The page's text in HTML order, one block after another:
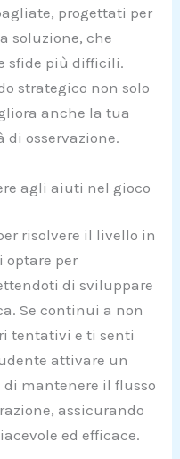
progettati per
soluzione, che
sfide più difficili.
strategico non solo
anche la tua
osservazione.
agli aiuti nel gioco
risolvere il livello in
optare per
di sviluppare
Se continui a non
tentativi e ti senti
attivare un
mantenere il flusso
assicurando
ed efficace.